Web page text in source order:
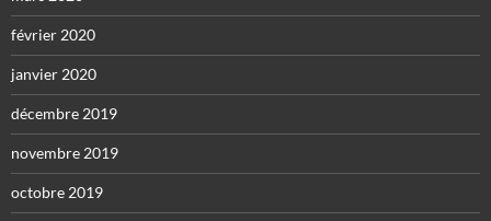
février 2020
janvier 2020
décembre 2019
novembre 2019
octobre 2019